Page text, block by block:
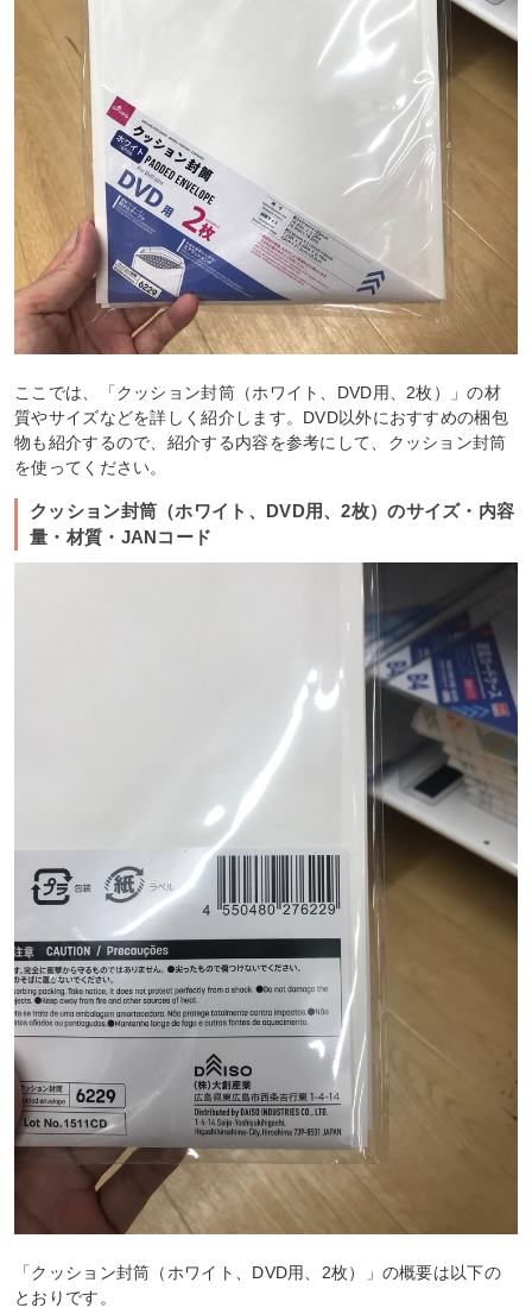
ここでは、「クッション封筒（ホワイト、DVD用、2枚）」の材
質やサイズなどを詳しく紹介します。DVD以外におすすめの梱包
物も紹介するので、紹介する内容を参考にして、クッション封筒
を使ってください。
クッション封筒（ホワイト、DVD用、2枚）のサイズ・内容
量・材質・JANコード
「クッション封筒（ホワイト、DVD用、2枚）」の概要は以下の
とおりです。